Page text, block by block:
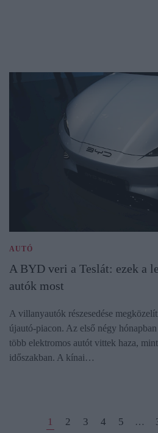
AUTÓ
A BYD veri a Teslát: ezek a
autók most
A villanyautók részesedése
újautó-piacon. Az első négy
több elektromos autót vittek haza,
időszakban. A kínai…
1 2 3 4 5 …